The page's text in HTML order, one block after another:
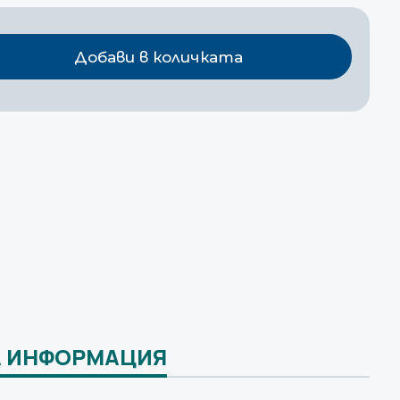
Добави в количката
ИНФОРМАЦИЯ